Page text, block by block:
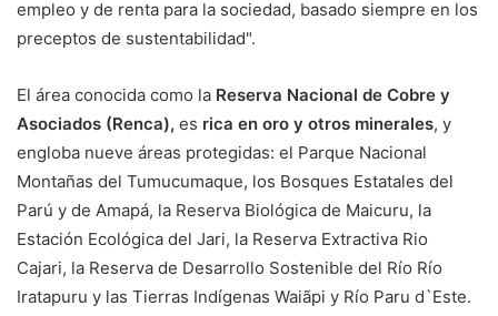
empleo y de renta para la sociedad, basado siempre en los
preceptos de sustentabilidad".
El área conocida como la Reserva Nacional de Cobre y
Asociados (Renca), es rica en oro y otros minerales, y
engloba nueve áreas protegidas: el Parque Nacional
Montañas del Tumucumaque, los Bosques Estatales del
Parú y de Amapá, la Reserva Biológica de Maicuru, la
Estación Ecológica del Jari, la Reserva Extractiva Rio
Cajari, la Reserva de Desarrollo Sostenible del Río Río
Iratapuru y las Tierras Indígenas Waiãpi y Río Paru d`Este.